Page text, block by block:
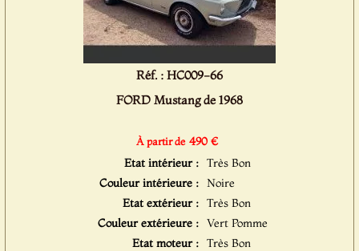
Réf. : HC009-66
FORD Mustang de 1968
À partir de 490 €
Etat intérieur : Très Bon
Couleur intérieure : Noire
Etat extérieur : Très Bon
Couleur extérieure : Vert Pomme
Etat moteur : Très Bon